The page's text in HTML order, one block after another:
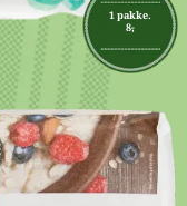
1 pakke.
8,-